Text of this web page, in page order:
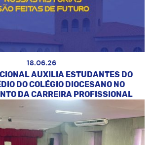
18.06.26
AUXILIA ESTUDANTES DO
DO COLÉGIO DIOCESANO NO
DA CARREIRA PROFISSIONAL